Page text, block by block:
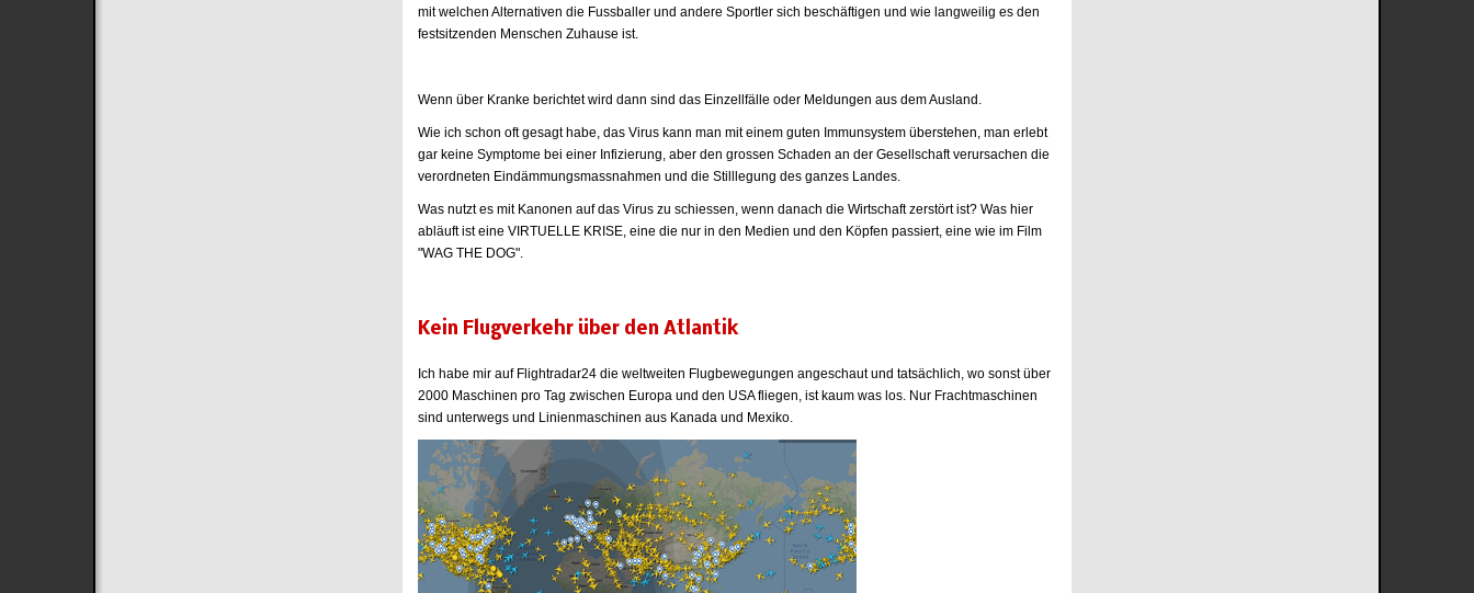
mit welchen Alternativen die Fussballer und andere Sportler sich beschäftigen und wie langweilig es den
festsitzenden Menschen Zuhause ist.
Wenn über Kranke berichtet wird dann sind das Einzellfälle oder Meldungen aus dem Ausland.
Wie ich schon oft gesagt habe, das Virus kann man mit einem guten Immunsystem überstehen, man erlebt
gar keine Symptome bei einer Infizierung, aber den grossen Schaden an der Gesellschaft verursachen die
verordneten Eindämmungsmassnahmen und die Stilllegung des ganzes Landes.
Was nutzt es mit Kanonen auf das Virus zu schiessen, wenn danach die Wirtschaft zerstört ist? Was hier
abläuft ist eine VIRTUELLE KRISE, eine die nur in den Medien und den Köpfen passiert, eine wie im Film
"WAG THE DOG".
Kein Flugverkehr über den Atlantik
Ich habe mir auf Flightradar24 die weltweiten Flugbewegungen angeschaut und tatsächlich, wo sonst über
2000 Maschinen pro Tag zwischen Europa und den USA fliegen, ist kaum was los. Nur Frachtmaschinen
sind unterwegs und Linienmaschinen aus Kanada und Mexiko.